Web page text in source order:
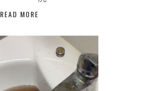
READ MORE